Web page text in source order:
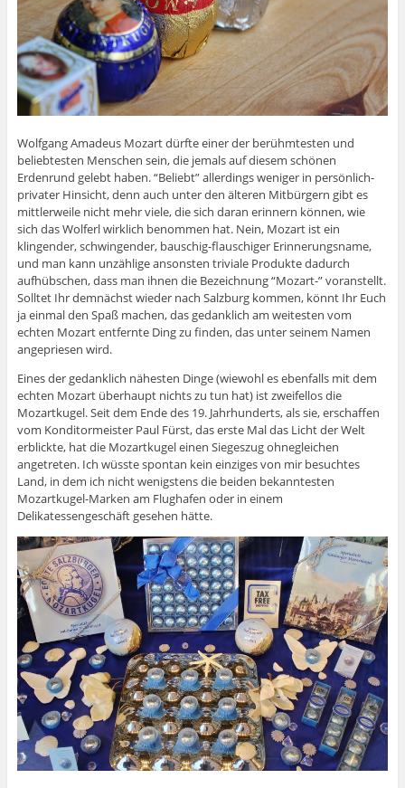
Wolfgang Amadeus Mozart dürfte einer der berühmtesten und
beliebtesten Menschen sein, die jemals auf diesem schönen
Erdenrund gelebt haben. “Beliebt” allerdings weniger in persönlich-
privater Hinsicht, denn auch unter den älteren Mitbürgern gibt es
mittlerweile nicht mehr viele, die sich daran erinnern können, wie
sich das Wolferl wirklich benommen hat. Nein, Mozart ist ein
klingender, schwingender, bauschig-flauschiger Erinnerungsname,
und man kann unzählige ansonsten triviale Produkte dadurch
aufhübschen, dass man ihnen die Bezeichnung “Mozart-” voranstellt.
Solltet Ihr demnächst wieder nach Salzburg kommen, könnt Ihr Euch
ja einmal den Spaß machen, das gedanklich am weitesten vom
echten Mozart entfernte Ding zu finden, das unter seinem Namen
angepriesen wird.
Eines der gedanklich nähesten Dinge (wiewohl es ebenfalls mit dem
echten Mozart überhaupt nichts zu tun hat) ist zweifellos die
Mozartkugel. Seit dem Ende des 19. Jahrhunderts, als sie, erschaffen
vom Konditormeister Paul Fürst, das erste Mal das Licht der Welt
erblickte, hat die Mozartkugel einen Siegeszug ohnegleichen
angetreten. Ich wüsste spontan kein einziges von mir besuchtes
Land, in dem ich nicht wenigstens die beiden bekanntesten
Mozartkugel-Marken am Flughafen oder in einem
Delikatessengeschäft gesehen hätte.